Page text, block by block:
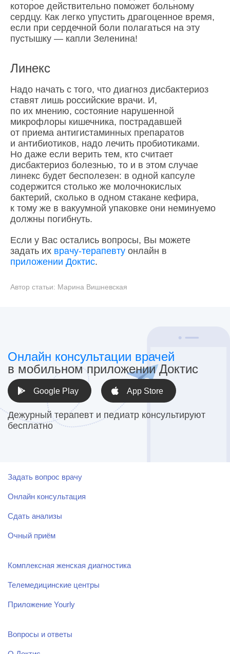
которое действительно поможет больному
сердцу. Как легко упустить драгоценное время,
если при сердечной боли полагаться на эту
пустышку — капли Зеленина!
Линекс
Надо начать с того, что диагноз дисбактериоз
ставят лишь российские врачи. И,
по их мнению, состояние нарушенной
микрофлоры кишечника, пострадавшей
от приема антигистаминных препаратов
и антибиотиков, надо лечить пробиотиками.
Но даже если верить тем, кто считает
дисбактериоз болезнью, то и в этом случае
линекс будет бесполезен: в одной капсуле
содержится столько же молочнокислых
бактерий, сколько в одном стакане кефира,
к тому же в вакуумной упаковке они неминуемо
должны погибнуть.
Если у Вас остались вопросы, Вы можете
задать их врачу-терапевту онлайн в
приложении Доктис.
Автор статьи: Марина Вишневская
Онлайн консультации врачей
в мобильном приложении Доктис
Google Play App Store
Дежурный терапевт и педиатр консультируют
бесплатно
Задать вопрос врачу
Онлайн консультация
Сдать анализы
Очный приём
Комплексная женская диагностика
Телемедицинские центры
Приложение Yourly
Вопросы и ответы